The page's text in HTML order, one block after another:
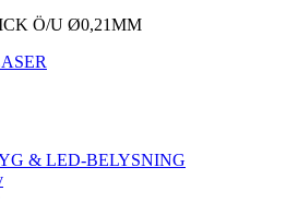
Ö/U Ø0,21MM
& LED-BELYSNING